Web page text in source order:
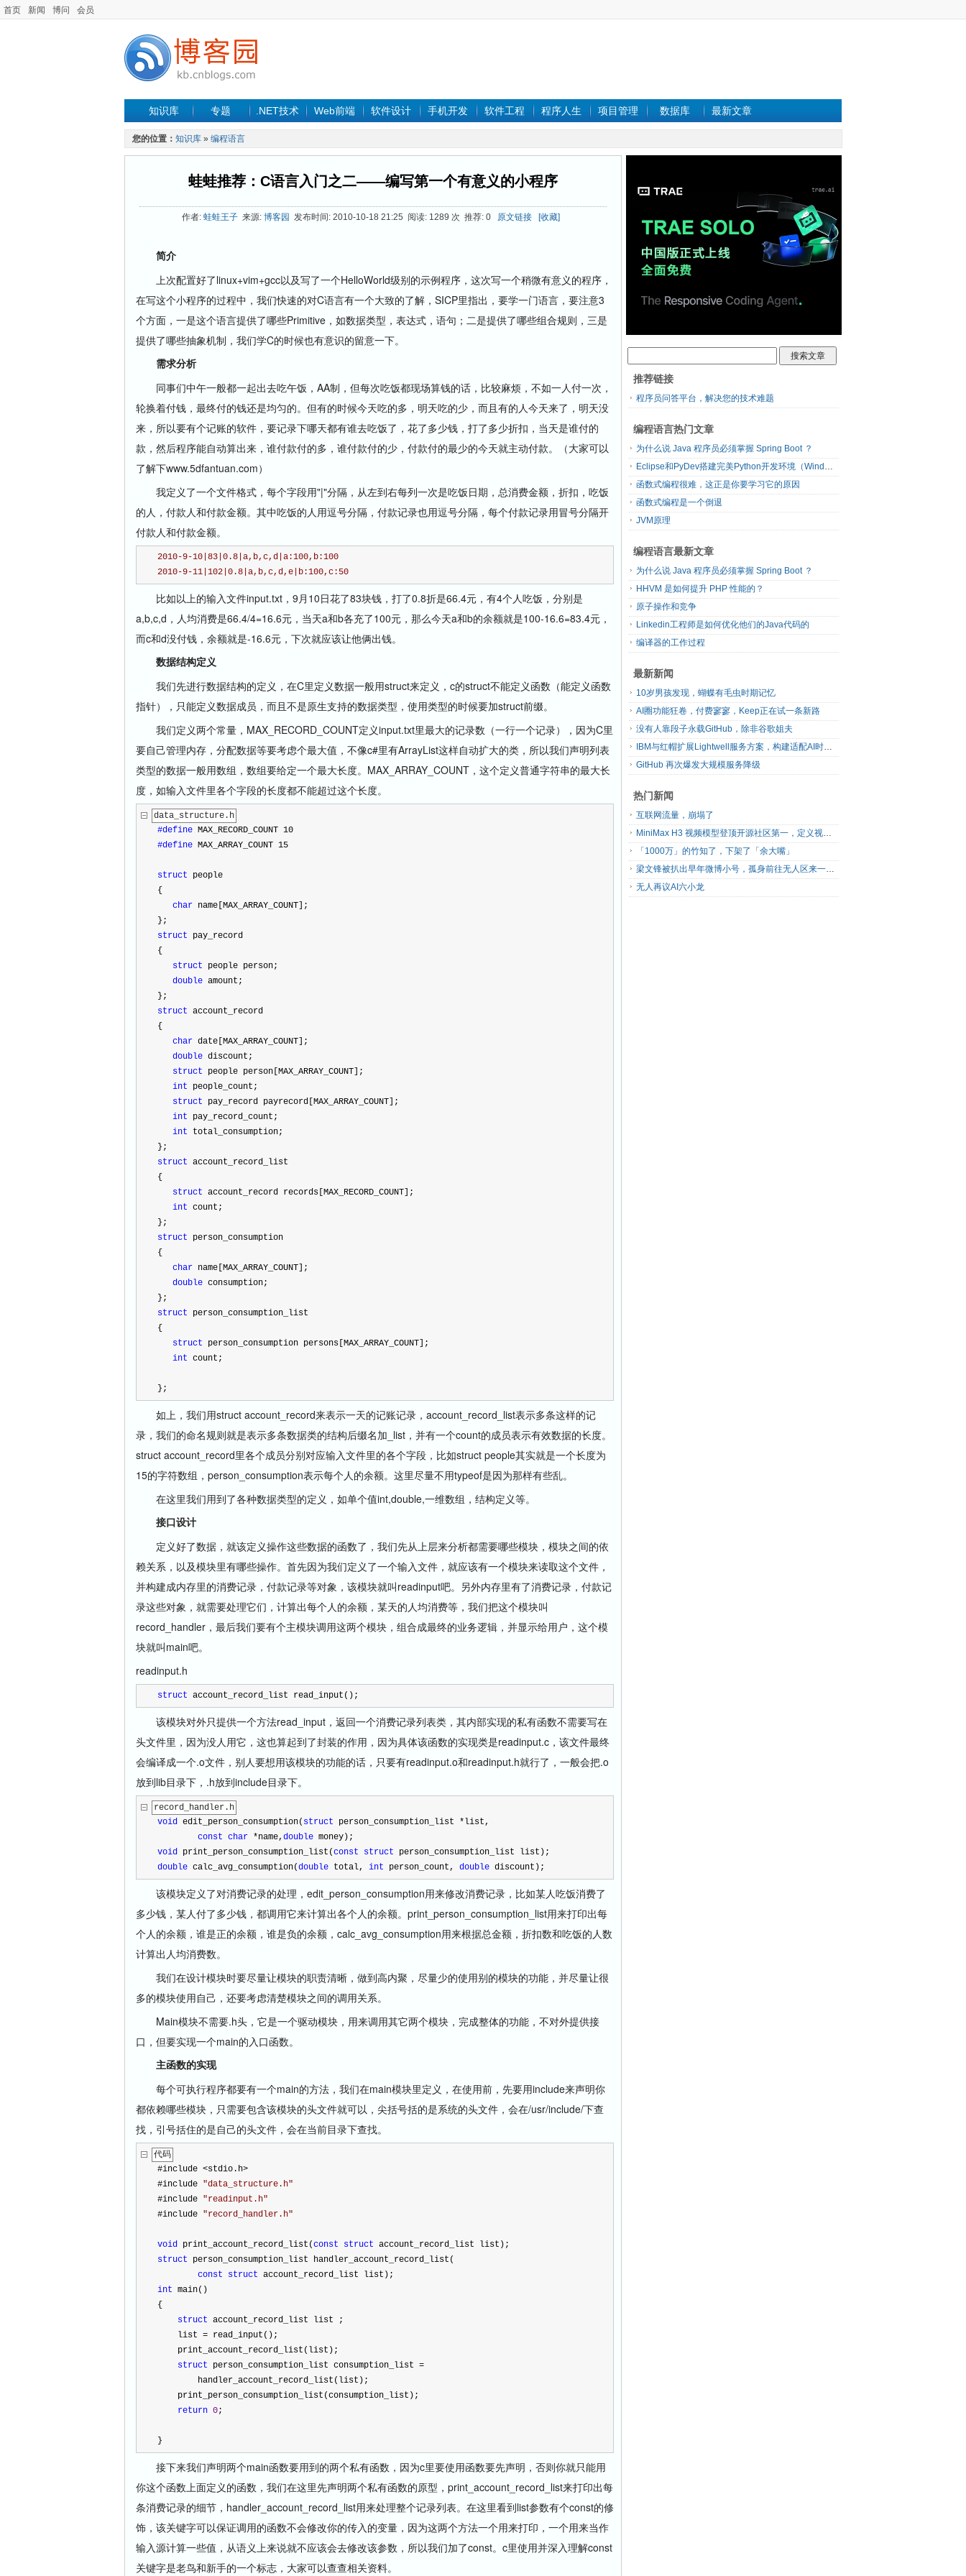
首页 新闻 博问 会员
知识库 专题 .NET技术 Web前端 软件设计 手机开发 软件工程 程序人生 项目管理 数据库 最新文章
您的位置： 知识库 » 编程语言
蛙蛙推荐：C语言入门之二——编写第一个有意义的小程序
作者: 蛙蛙王子 来源: 博客园 发布时间: 2010-10-18 21:25 阅读: 1289 次 推荐: 0 原文链接 [收藏]
简介
上次配置好了linux+vim+gcc以及写了一个HelloWorld级别的示例程序，这次写一个稍微有意义的程序，
在写这个小程序的过程中，我们快速的对C语言有一个大致的了解，SICP里指出，要学一门语言，要注意3
个方面，一是这个语言提供了哪些Primitive，如数据类型，表达式，语句；二是提供了哪些组合规则，三是
提供了哪些抽象机制，我们学C的时候也有意识的留意一下。
需求分析
同事们中午一般都一起出去吃午饭，AA制，但每次吃饭都现场算钱的话，比较麻烦，不如一人付一次，
轮换着付钱，最终付的钱还是均匀的。但有的时候今天吃的多，明天吃的少，而且有的人今天来了，明天没
来，所以要有个记账的软件，要记录下哪天都有谁去吃饭了，花了多少钱，打了多少折扣，当天是谁付的
款，然后程序能自动算出来，谁付款付的多，谁付款付的少，付款付的最少的今天就主动付款。（大家可以
了解下www.5dfantuan.com）
我定义了一个文件格式，每个字段用"|"分隔，从左到右每列一次是吃饭日期，总消费金额，折扣，吃饭
的人，付款人和付款金额。其中吃饭的人用逗号分隔，付款记录也用逗号分隔，每个付款记录用冒号分隔开
付款人和付款金额。
2010-9-10|83|0.8|a,b,c,d|a:100,b:100
2010-9-11|102|0.8|a,b,c,d,e|b:100,c:50
比如以上的输入文件input.txt，9月10日花了83块钱，打了0.8折是66.4元，有4个人吃饭，分别是
a,b,c,d，人均消费是66.4/4=16.6元，当天a和b各充了100元，那么今天a和b的余额就是100-16.6=83.4元，
而c和d没付钱，余额就是-16.6元，下次就应该让他俩出钱。
数据结构定义
我们先进行数据结构的定义，在C里定义数据一般用struct来定义，c的struct不能定义函数（能定义函数
指针），只能定义数据成员，而且不是原生支持的数据类型，使用类型的时候要加struct前缀。
我们定义两个常量，MAX_RECORD_COUNT定义input.txt里最大的记录数（一行一个记录），因为C里
要自己管理内存，分配数据等要考虑个最大值，不像c#里有ArrayList这样自动扩大的类，所以我们声明列表
类型的数据一般用数组，数组要给定一个最大长度。MAX_ARRAY_COUNT，这个定义普通字符串的最大长
度，如输入文件里各个字段的长度都不能超过这个长度。
data_structure.h
#define MAX_RECORD_COUNT 10
#define MAX_ARRAY_COUNT 15
struct people
{
char name[MAX_ARRAY_COUNT];
};
struct pay_record
{
struct people person;
double amount;
};
struct account_record
{
char date[MAX_ARRAY_COUNT];
double discount;
struct people person[MAX_ARRAY_COUNT];
int people_count;
struct pay_record payrecord[MAX_ARRAY_COUNT];
int pay_record_count;
int total_consumption;
};
struct account_record_list
{
struct account_record records[MAX_RECORD_COUNT];
int count;
};
struct person_consumption
{
char name[MAX_ARRAY_COUNT];
double consumption;
};
struct person_consumption_list
{
struct person_consumption persons[MAX_ARRAY_COUNT];
int count;
};
如上，我们用struct account_record来表示一天的记账记录，account_record_list表示多条这样的记
录，我们的命名规则就是表示多条数据类的结构后缀名加_list，并有一个count的成员表示有效数据的长度。
struct account_record里各个成员分别对应输入文件里的各个字段，比如struct people其实就是一个长度为
15的字符数组，person_consumption表示每个人的余额。这里尽量不用typeof是因为那样有些乱。
在这里我们用到了各种数据类型的定义，如单个值int,double,一维数组，结构定义等。
接口设计
定义好了数据，就该定义操作这些数据的函数了，我们先从上层来分析都需要哪些模块，模块之间的依
赖关系，以及模块里有哪些操作。首先因为我们定义了一个输入文件，就应该有一个模块来读取这个文件，
并构建成内存里的消费记录，付款记录等对象，该模块就叫readinput吧。另外内存里有了消费记录，付款记
录这些对象，就需要处理它们，计算出每个人的余额，某天的人均消费等，我们把这个模块叫
record_handler，最后我们要有个主模块调用这两个模块，组合成最终的业务逻辑，并显示给用户，这个模
块就叫main吧。
readinput.h
struct account_record_list read_input();
该模块对外只提供一个方法read_input，返回一个消费记录列表类，其内部实现的私有函数不需要写在
头文件里，因为没人用它，这也算起到了封装的作用，因为具体该函数的实现类是readinput.c，该文件最终
会编译成一个.o文件，别人要想用该模块的功能的话，只要有readinput.o和readinput.h就行了，一般会把.o
放到lib目录下，.h放到include目录下。
record_handler.h
void edit_person_consumption( struct person_consumption_list * list,
const char *name, double money);
void print_person_consumption_list(const struct person_consumption_list list);
double calc_avg_consumption(double total, int person_count, double discount);
该模块定义了对消费记录的处理，edit_person_consumption用来修改消费记录，比如某人吃饭消费了
多少钱，某人付了多少钱，都调用它来计算出各个人的余额。print_person_consumption_list用来打印出每
个人的余额，谁是正的余额，谁是负的余额，calc_avg_consumption用来根据总金额，折扣数和吃饭的人数
计算出人均消费数。
我们在设计模块时要尽量让模块的职责清晰，做到高内聚，尽量少的使用别的模块的功能，并尽量让很
多的模块使用自己，还要考虑清楚模块之间的调用关系。
Main模块不需要.h头，它是一个驱动模块，用来调用其它两个模块，完成整体的功能，不对外提供接
口，但要实现一个main的入口函数。
主函数的实现
每个可执行程序都要有一个main的方法，我们在main模块里定义，在使用前，先要用include来声明你
都依赖哪些模块，只需要包含该模块的头文件就可以，尖括号括的是系统的头文件，会在/usr/include/下查
找，引号括住的是自己的头文件，会在当前目录下查找。
代码
#include <stdio.h>
#include "data_structure.h"
#include "readinput.h"
#include "record_handler.h"
void print_account_record_list(const struct account_record_list list);
struct person_consumption_list handler_account_record_list(
const
struct account_record_list list);
int main()
{
struct account_record_list list ;
    list
= read_input();
    print_account_record_list(list);
struct person_consumption_list consumption_list =
        handler_account_record_list(list);
    print_person_consumption_list(consumption_list);
return 0;
}
接下来我们声明两个main函数要用到的两个私有函数，因为c里要使用函数要先声明，否则你就只能用
你这个函数上面定义的函数，我们在这里先声明两个私有函数的原型，print_account_record_list来打印出每
条消费记录的细节，handler_account_record_list用来处理整个记录列表。在这里看到list参数有个const的修
饰，该关键字可以保证调用的函数不会修改你的传入的变量，因为这两个方法一个用来打印，一个用来当作
输入源计算一些值，从语义上来说就不应该会去修改该参数，所以我们加了const。c里使用并深入理解const
关键字是老鸟和新手的一个标志，大家可以查查相关资料。
推荐链接
程序员问答平台，解决您的技术难题
编程语言热门文章
为什么说 Java 程序员必须掌握 Spring Boot ？
Eclipse和PyDev搭建完美Python开发环境（Windows篇）
函数式编程很难，这正是你要学习它的原因
函数式编程是一个倒退
JVM原理
编程语言最新文章
为什么说 Java 程序员必须掌握 Spring Boot ？
HHVM 是如何提升 PHP 性能的？
原子操作和竞争
Linkedin工程师是如何优化他们的Java代码的
编译器的工作过程
最新新闻
10岁男孩发现，蝴蝶有毛虫时期记忆
AI圈功能狂卷，付费寥寥，Keep正在试一条新路
没有人靠段子永载GitHub，除非谷歌姐夫
IBM与红帽扩展Lightwell服务方案，构建适配AI时代开源生态的可信基础设施
GitHub 再次爆发大规模服务降级
热门新闻
互联网流量，崩塌了
MiniMax H3 视频模型登顶开源社区第一，定义视频模型领域“斩杀线”
「1000万」的竹知了，下架了「余大嘴」
梁文锋被扒出早年微博小号，孤身前往无人区来一场相当 deep 的 seek 旅行
无人再议AI六小龙